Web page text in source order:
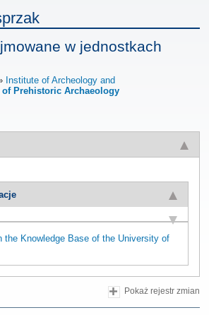
w jednostkach
Institute of Archeology and
of Prehistoric Archaeology
the Knowledge Base of the University of
Pokaż rejestr zmian